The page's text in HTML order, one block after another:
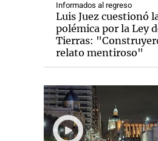
Informados al regreso
Luis Juez cuestionó
polémica por la Ley
Tierras:
relato mentiroso"